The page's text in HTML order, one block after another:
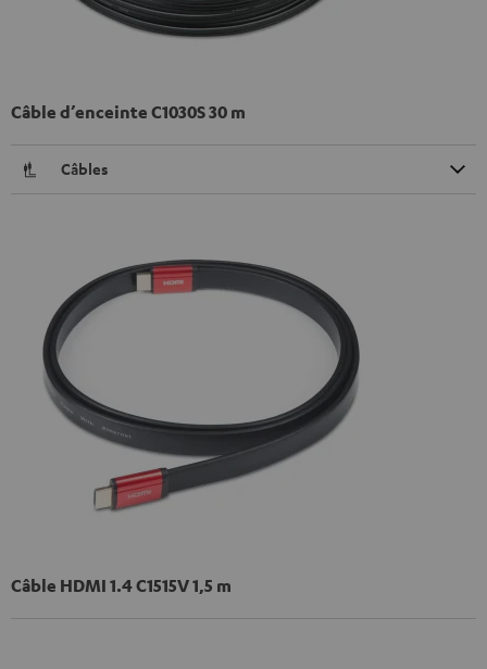
Câble d’enceinte C1030S 30 m
Câbles
Câble HDMI 1.4 C1515V 1,5 m